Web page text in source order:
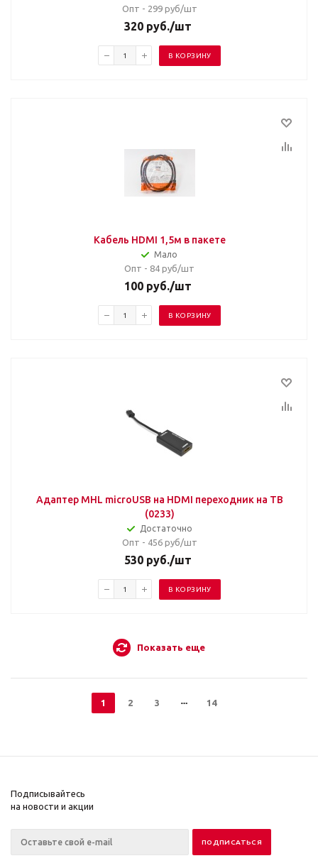
Опт - 299 руб/шт
320 руб./шт
В КОРЗИНУ
Кабель HDMI 1,5м в пакете
Мало
Опт - 84 руб/шт
100 руб./шт
В КОРЗИНУ
Адаптер MHL microUSB на HDMI переходник на ТВ
(0233)
Достаточно
Опт - 456 руб/шт
530 руб./шт
В КОРЗИНУ
Показать еще
1 2 3 14
Подписывайтесь
на новости и акции